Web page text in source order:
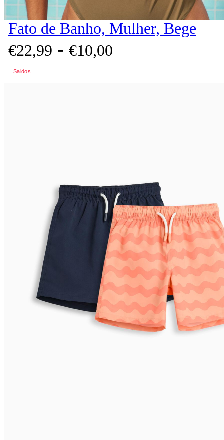
Fato de Banho, Mulher, Bege
€22,99 - €10,00
Saldos